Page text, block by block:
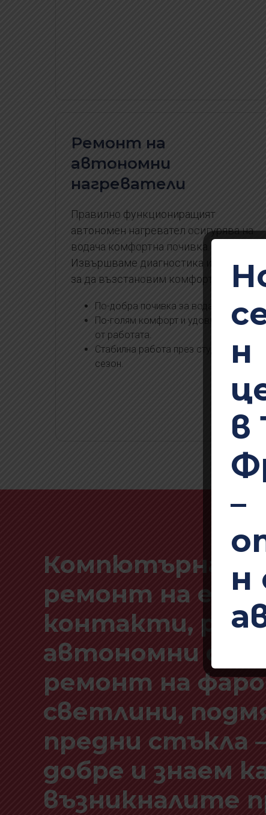
Ремонт на
автономни
нагреватели
Правилно функциониращият
автономен нагревател осигурява на
водача комфортна почивка.
Извършваме диагностика и ремонт,
за да възстановим комфорта бързо.
По-добра почивка за водача.
По-голям комфорт и удовлетворение
от работата.
Стабилна работа през студения
сезон.
Компютърна
ремонт на
контакти,
автономни
ремонт на
светлини,
предни стъкла
добре и знаем
възникналите
н
в
–
н